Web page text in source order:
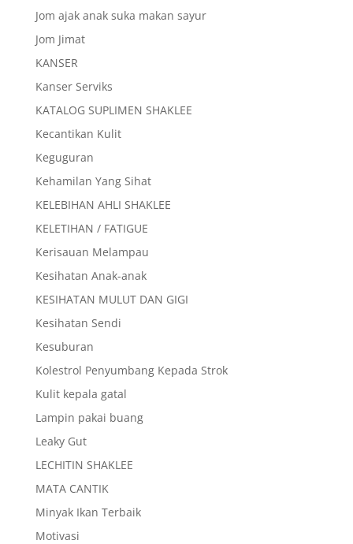
Jom ajak anak suka makan sayur
Jom Jimat
KANSER
Kanser Serviks
KATALOG SUPLIMEN SHAKLEE
Kecantikan Kulit
Keguguran
Kehamilan Yang Sihat
KELEBIHAN AHLI SHAKLEE
KELETIHAN / FATIGUE
Kerisauan Melampau
Kesihatan Anak-anak
KESIHATAN MULUT DAN GIGI
Kesihatan Sendi
Kesuburan
Kolestrol Penyumbang Kepada Strok
Kulit kepala gatal
Lampin pakai buang
Leaky Gut
LECHITIN SHAKLEE
MATA CANTIK
Minyak Ikan Terbaik
Motivasi